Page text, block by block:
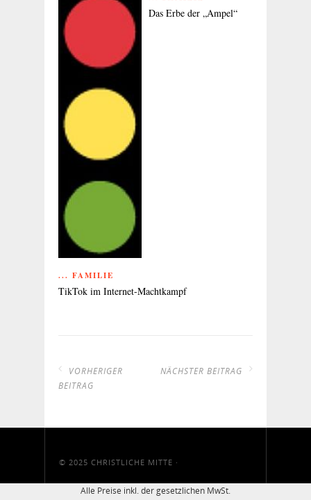
Das Erbe der „Ampel“
... FAMILIE
TikTok im Internet-Machtkampf
VORHERIGER
BEITRAG
NÄCHSTER BEITRAG
© 2025 CHRISTLICHE MITTE ·
Alle Preise inkl. der gesetzlichen MwSt.